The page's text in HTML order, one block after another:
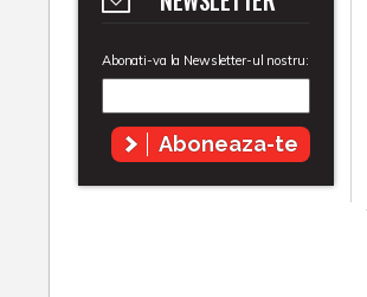
Abonati-va la Newsletter-ul nostru:
Aboneaza-te